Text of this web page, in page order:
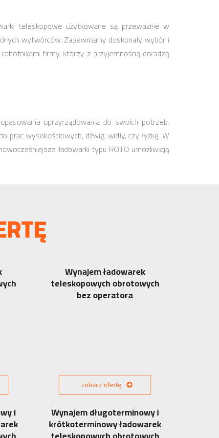
teleskopowe użytkowane są przeważnie w
wytwórców. Zapewniamy doskonały wybór i
firmy, którzy z przyjemnością doradzą
oprzyrządowania do swoich potrzeb.
wysokościowych, dźwig, widły, czy łyżkę. W
ładowarki typu ROTO umożliwiają
Wynajem ładowarek
teleskopowych obrotowych
bez operatora
zobacz ofertę
i Wynajem długoterminowy i
krótkoterminowy ładowarek